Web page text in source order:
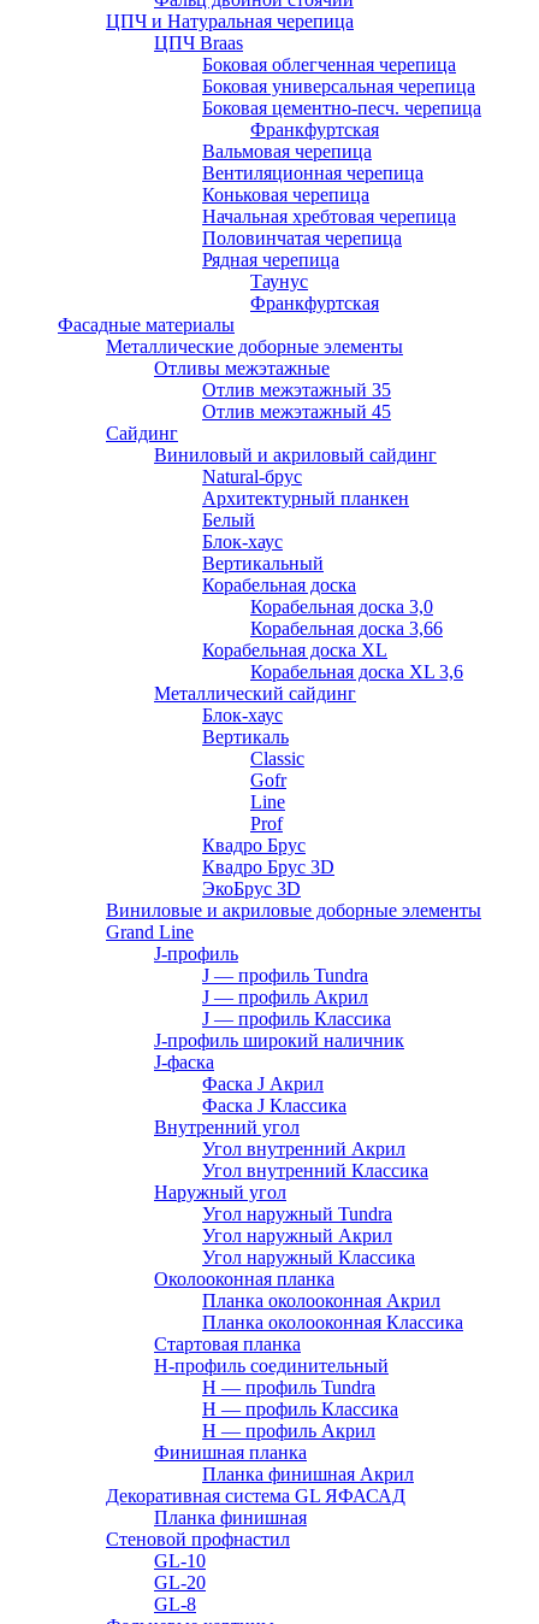
ЦПЧ и Натуральная черепица
ЦПЧ Braas
Боковая облегченная черепица
Боковая универсальная черепица
Боковая цементно-песч. черепица
Франкфуртская
Вальмовая черепица
Вентиляционная черепица
Коньковая черепица
Начальная хребтовая черепица
Половинчатая черепица
Рядная черепица
Таунус
Франкфуртская
Фасадные материалы
Металлические доборные элементы
Отливы межэтажные
Отлив межэтажный 35
Отлив межэтажный 45
Сайдинг
Виниловый и акриловый сайдинг
Natural-брус
Архитектурный планкен
Белый
Блок-хаус
Вертикальный
Корабельная доска
Корабельная доска 3,0
Корабельная доска 3,66
Корабельная доска XL
Корабельная доска XL 3,6
Металлический сайдинг
Блок-хаус
Вертикаль
Classic
Gofr
Line
Prof
Квадро Брус
Квадро Брус 3D
ЭкоБрус 3D
Виниловые и акриловые доборные элементы
Grand Line
J-профиль
J — профиль Tundra
J — профиль Акрил
J — профиль Классика
J-профиль широкий наличник
J-фаска
Фаска J Акрил
Фаска J Классика
Внутренний угол
Угол внутренний Акрил
Угол внутренний Классика
Наружный угол
Угол наружный Tundra
Угол наружный Акрил
Угол наружный Классика
Околооконная планка
Планка околооконная Акрил
Планка околооконная Классика
Стартовая планка
H-профиль соединительный
Н — профиль Tundra
H — профиль Классика
Н — профиль Акрил
Финишная планка
Планка финишная Акрил
Декоративная система GL ЯФАСАД
Планка финишная
Стеновой профнастил
GL-10
GL-20
GL-8